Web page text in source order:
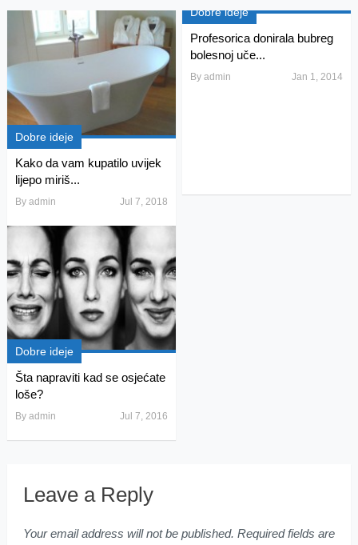
Dobre ideje
Kako da vam kupatilo uvijek
lijepo miriš...
By admin Jul 7, 2018
Dobre ideje
Profesorica donirala bubreg
bolesnoj uče...
Byadmin Jan 1, 2014
Dobre ideje
Šta napraviti kad se osjećate
loše?
By admin Jul 7, 2016
Leave a Reply
Your email address will not be published. Required fields are